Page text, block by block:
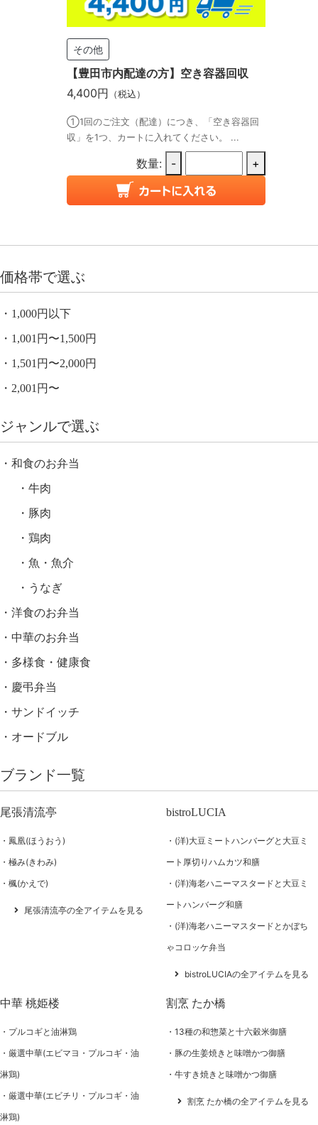
その他
【豊田市内配達の方】空き容器回収
4,400円
（税込）
①1回のご注文（配達）につき、「空き容器回
収」を1つ、カートに入れてください。 ...
数量: - +
価格帯で選ぶ
1,000円以下
1,001円〜1,500円
1,501円〜2,000円
2,001円〜
ジャンルで選ぶ
和食のお弁当
牛肉
豚肉
鶏肉
魚・魚介
うなぎ
洋食のお弁当
中華のお弁当
多様食・健康食
慶弔弁当
サンドイッチ
オードブル
ブランド一覧
尾張清流亭
鳳凰(ほうおう)
極み(きわみ)
楓(かえで)
尾張清流亭の全アイテムを見る
bistroLUCIA
(洋)大豆ミートハンバーグと大豆ミ
ート厚切りハムカツ和膳
(洋)海老ハニーマスタードと大豆ミ
ートハンバーグ和膳
(洋)海老ハニーマスタードとかぼち
ゃコロッケ弁当
bistroLUCIAの全アイテムを見る
中華 桃姫楼
プルコギと油淋鶏
厳選中華(エビマヨ・プルコギ・油
淋鶏)
厳選中華(エビチリ・プルコギ・油
淋鶏)
割烹 たか橋
13種の和惣菜と十六穀米御膳
豚の生姜焼きと味噌かつ御膳
牛すき焼きと味噌かつ御膳
割烹 たか橋の全アイテムを見る